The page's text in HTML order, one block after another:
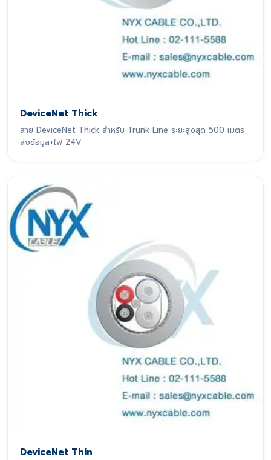
DeviceNet Thick
สาย DeviceNet Thick สำหรับ Trunk Line ระยะสูงสุด 500 เมตร
ส่งข้อมูล+ไฟ 24V
DeviceNet Thin